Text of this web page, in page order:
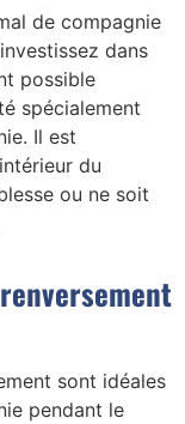
de compagnie
dans
possible
spécialement
Il est
du
ou ne soit
sont idéales
pendant le